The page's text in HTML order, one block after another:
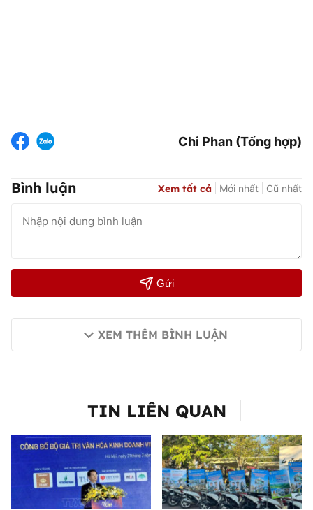
Chi Phan (Tổng hợp)
Bình luận Xem tất cả Mới nhất Cũ nhất
Gửi
XEM THÊM BÌNH LUẬN
TIN LIÊN QUAN